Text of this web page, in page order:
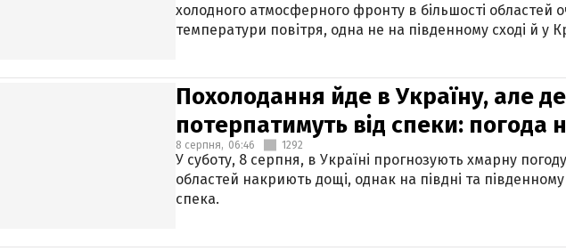
холодного атмосферного фронту в більшості областей
температури повітря, одна не на південному сході й у
Похолодання йде в Україну, але
потерпатимуть від спеки: погода
8 серпня, 06:46 1292
У суботу, 8 серпня, в Україні прогнозують хмарну
областей накриють дощі, однак на півдні та
спека.